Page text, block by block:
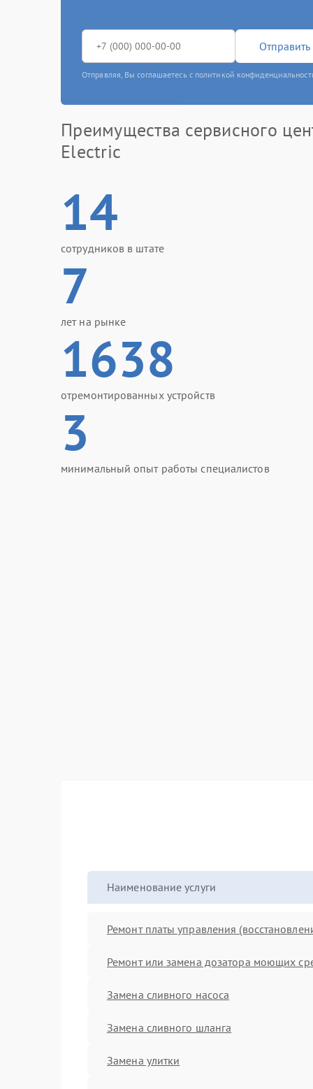
Отправить
Отправляя, Вы соглашаетесь с политикой
Преимущества сервисного
Electric
14
сотрудников в штате
7
лет на рынке
1638
отремонтированных устройств
3
минимальный опыт работы специалистов
Наименование услуги
Ремонт платы управления
Ремонт или замена дозатора моющих
Замена сливного насоса
Замена сливного шланга
Замена улитки